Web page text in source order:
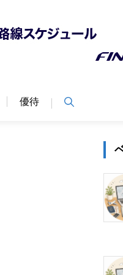
優待